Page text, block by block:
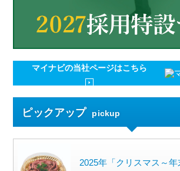
マイナビの当社ページはこちら
ピックアップ pickup
2025年「クリスマス～